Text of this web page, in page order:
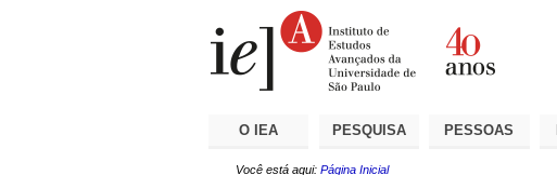
O IEA PESQUISA PESSOAS
Você está aqui: Página Inicial